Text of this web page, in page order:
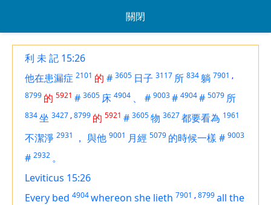
關閉
利 未 記 15:26
他在患漏症 2101 的 # 3605 日子 3117 所 834躺 7901 ,
8799 的 5921 # 3605 床 4904 、 # 9003# 4904# 5079 所
834坐 3427 ,8799 的 5921 # 3605物 3627都要看為 1961
不潔淨 2931 ， 與他 9001 月經 5079 的時候一樣 # 9003
# 2932 。
Leviticus 15:26
Every bed 4904whereon she lieth 7901 ,8799all the